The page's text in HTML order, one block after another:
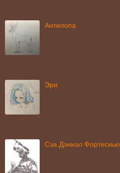
Антилопа
Эри
Сэа Дэниэл Фортескью